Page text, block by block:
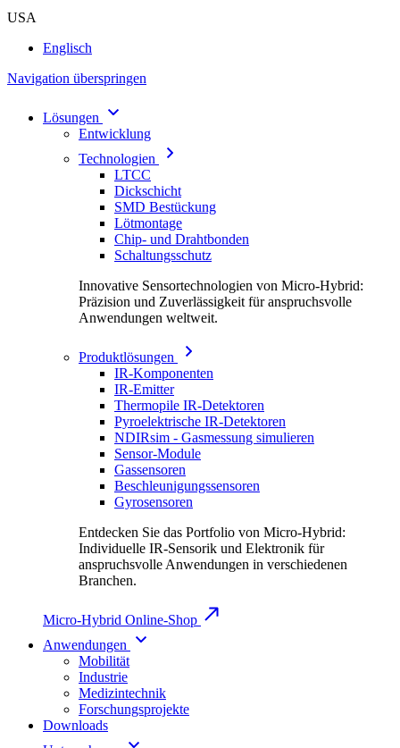
USA
Englisch
Navigation überspringen
Lösungen
Entwicklung
Technologien
LTCC
Dickschicht
SMD Bestückung
Lötmontage
Chip- und Drahtbonden
Schaltungsschutz
Innovative Sensortechnologien von Micro-Hybrid:
Präzision und Zuverlässigkeit für anspruchsvolle
Anwendungen weltweit.
Produktlösungen
IR-Komponenten
IR-Emitter
Thermopile IR-Detektoren
Pyroelektrische IR-Detektoren
NDIRsim - Gasmessung simulieren
Sensor-Module
Gassensoren
Beschleunigungssensoren
Gyrosensoren
Entdecken Sie das Portfolio von Micro-Hybrid:
Individuelle IR-Sensorik und Elektronik für
anspruchsvolle Anwendungen in verschiedenen
Branchen.
Micro-Hybrid Online-Shop
Anwendungen
Mobilität
Industrie
Medizintechnik
Forschungsprojekte
Downloads